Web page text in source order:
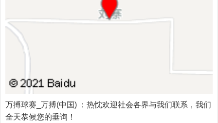
万搏球赛_万搏(中国)
：热忱欢迎社会各界与我们联系，我们
全天恭候您的垂询！